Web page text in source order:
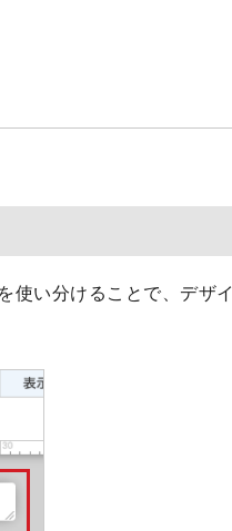
使い分けることで、デザイ